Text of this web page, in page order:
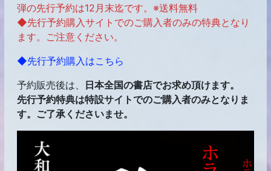
弾の先行予約は12月末迄です。※送料無料
◆先行予約購入サイトでのご購入者のみの特典となり
ます。ご注意ください。
◆先行予約購入はこちら
予約販売後は、 日本全国の書店でお求め頂けます。
先行予約特典は特設サイトでのご購入者のみとなりま
す。ご了承くださいませ。